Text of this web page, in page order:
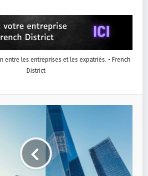
entre les entreprises et les expatriés. - French
District